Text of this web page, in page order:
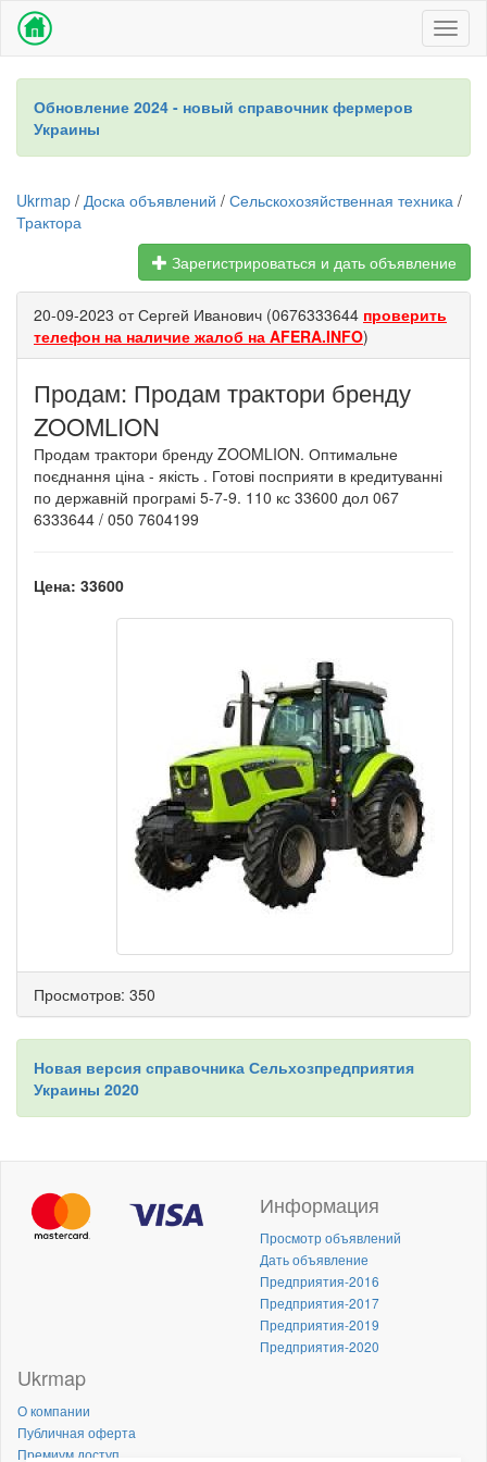
Обновление 2024 - новый справочник фермеров
Украины
Ukrmap / Доска объявлений / Сельскохозяйственная техника /
Трактора
Зарегистрироваться и дать объявление
20-09-2023 от Сергей Иванович (0676333644 проверить
телефон на наличие жалоб на AFERA.INFO)
Продам: Продам трактори бренду
ZOOMLION
Продам трактори бренду ZOOMLION. Оптимальне
поєднання ціна - якість . Готові посприяти в кредитуванні
по державній програмі 5-7-9. 110 кс 33600 дол 067
6333644 / 050 7604199
Цена: 33600
Просмотров: 350
Новая версия справочника Сельхозпредприятия
Украины 2020
Информация
Просмотр объявлений
Дать объявление
Предприятия-2016
Предприятия-2017
Предприятия-2019
Предприятия-2020
Ukrmap
О компании
Публичная оферта
Премиум доступ